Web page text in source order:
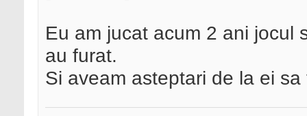
Eu am jucat acum 2 ani jocul
au furat.
Si aveam asteptari de la ei